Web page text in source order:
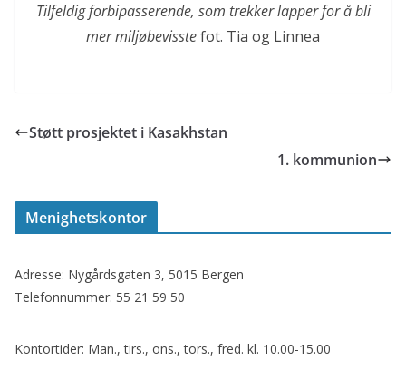
Tilfeldig forbipasserende, som trekker lapper for å bli
mer miljøbevisstefot. Tia og Linnea
Støtt prosjektet i Kasakhstan
1. kommunion
Menighetskontor
Adresse: Nygårdsgaten 3, 5015 Bergen
Telefonnummer: 55 21 59 50
Kontortider: Man., tirs., ons., tors., fred. kl. 10.00-15.00